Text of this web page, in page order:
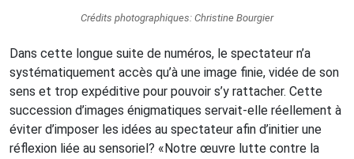
Crédits photographiques: Christine Bourgier
Dans cette longue suite de numéros, le spectateur n’a
systématiquement accès qu’à une image finie, vidée de son
sens et trop expéditive pour pouvoir s’y rattacher. Cette
succession d’images énigmatiques servait-elle réellement à
éviter d’imposer les idées au spectateur afin d’initier une
réflexion liée au sensoriel? «Notre œuvre lutte contre la